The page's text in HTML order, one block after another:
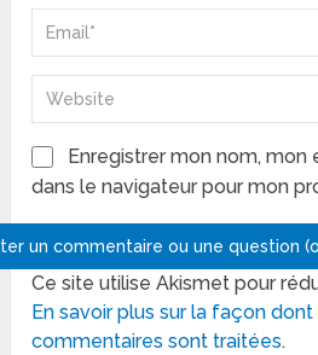
Enregistrer mon nom,
dans le navigateur pour mon
Ce site utilise Akismet pour
En savoir plus sur la façon
commentaires sont traitées.